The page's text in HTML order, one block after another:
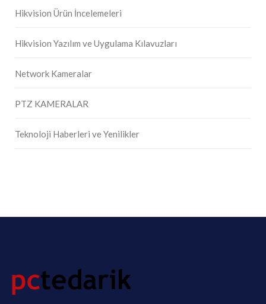
Hikvision Ürün İncelemeleri
Hikvision Yazılım ve Uygulama Kılavuzları
Network Kameralar
PTZ KAMERALAR
Teknoloji Haberleri ve Yenilikler